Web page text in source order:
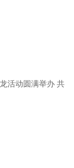
活动圆满举办 共